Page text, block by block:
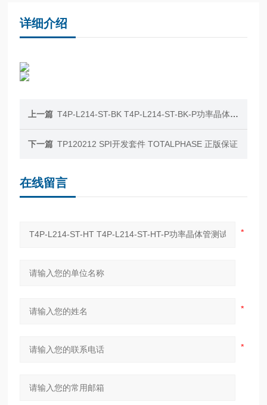
详细介绍
上一篇 T4P-L214-ST-BK T4P-L214-ST-BK-P功率晶体管测试插座JC CHERRY INC.
下一篇 TP120212 SPI开发套件 TOTALPHASE 正版保证
在线留言